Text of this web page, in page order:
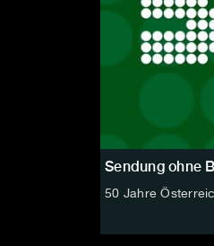
Sendung ohne
50 Jahre